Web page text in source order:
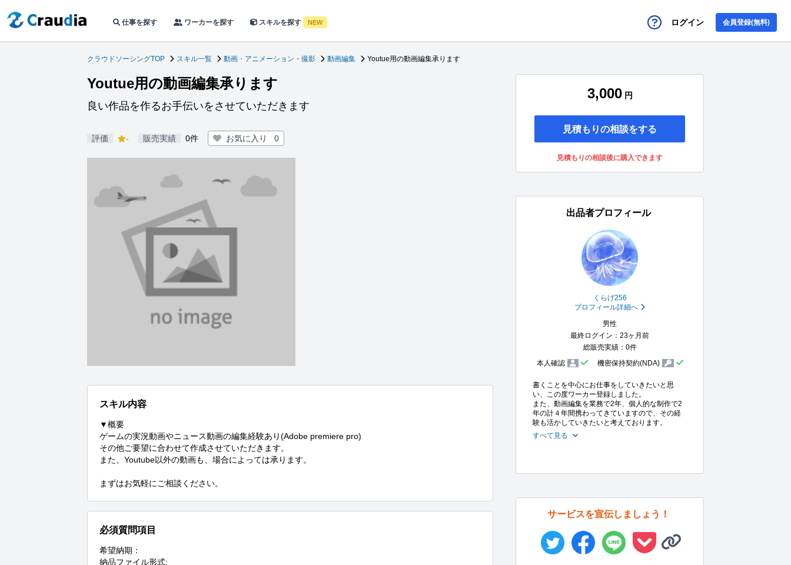
仕事を探す ワーカーを探す スキルを探す NEW ログイン 会員登録(無料)
クラウドソーシングTOP スキル一覧 動画・アニメーション・撮影 動画編集 Youtue用の動画編集承ります
Youtue用の動画編集承ります
良い作品を作るお手伝いをさせていただきます
評価 - 販売実績 0件 お気に入り 0
スキル内容
▼概要
ゲームの実況動画やニュース動画の編集経験あり(Adobe premiere pro)
その他ご要望に合わせて作成させていただきます。
また、Youtube以外の動画も、場合によっては承ります。
まずはお気軽にご相談ください。
必須質問項目
希望納期：
納品ファイル形式:
3,000 円
見積もりの相談をする
見積もりの相談後に購入できます
出品者プロフィール
くらげ256
プロフィール詳細へ
男性
最終ログイン：23ヶ月前
総販売実績：0件
本人確認
機密保持契約(NDA)
書くことを中心にお仕事をしていきたいと思
い、この度ワーカー登録しました。
また、動画編集を業務で2年、個人的な制作で2
年の計４年間携わってきていますので、その経
すべて見る
サービスを宣伝しましょう！